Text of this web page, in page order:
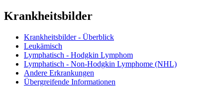
Krankheitsbilder
Krankheitsbilder - Überblick
Leukämisch
Lymphatisch - Hodgkin Lymphom
Lymphatisch - Non-Hodgkin Lymphome (NHL)
Andere Erkrankungen
Übergreifende Informationen